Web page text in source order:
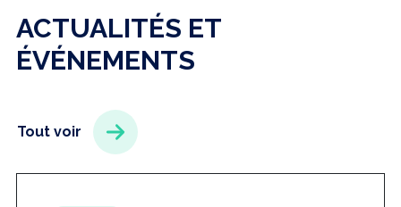
ACTUALITÉS ET
ÉVÉNEMENTS
Tout voir